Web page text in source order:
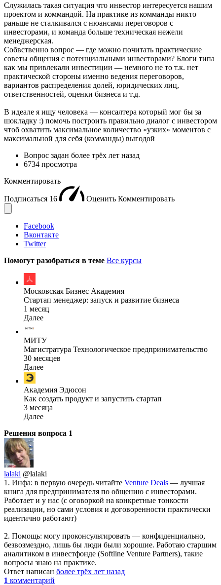
Служилась такая ситуация что инвестор интересуется нашим
проектом и коммандой. На практике из комманды никто
раньше не сталкивался с нюансами переговоров с
инвесторами, и команда больше техническая нежели
менеджерская.
Собвственно вопрос — где можно почитать практические
советы общения с потенциальными инвесторами? Блоги типа
как мы привлекали инвестиции — немного не то т.к. нет
практической стороны именно ведения переговоров,
вариантов распределения долей, юридических лиц,
ответственностей, оценки бизнеса и т.д.
В идеале я ищу человека — консалтера который мог бы за
шокладку :) помочь построить правильно диалог с инвестором
чтоб охватить максимальное количество «узких» моментов с
максимальной для себя (комманды) выгодой
Вопрос задан более трёх лет назад
6734 просмотра
Комментировать
Подписаться 16 Оценить Комментировать
Facebook
Вконтакте
Twitter
Помогут разобраться в теме Все курсы
Московская Бизнес Академия
Стартап менеджер: запуск и развитие бизнеса
1 месяц
Далее
МИТУ
Магистратура Технологическое предпринимательство
30 месяцев
Далее
Академия Эдюсон
Как создать продукт и запустить стартап
3 месяца
Далее
Решения вопроса 1
lalaki @lalaki
1. Инфа: в первую очередь читайте Venture Deals — лучшая
книга для предпринимателя по общению с инвесторами.
Работает и у нас (с оговоркой на конкретные тонкости
реализации, но сами условия и договоренности практически
идентично работают)
2. Помощь: могу проконсультировать — конфиденциально,
безвозмездно, лишь бы люди были хорошие. Работаю старшим
аналитиком в инвестфонде (Softline Venture Partners), такие
вопросы знаю на практике.
Ответ написан более трёх лет назад
1 комментарий